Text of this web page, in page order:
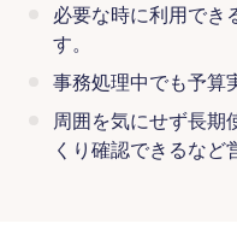
必要な時に利用でき
す。
事務処理中でも予算
周囲を気にせず長期
くり確認できるなど